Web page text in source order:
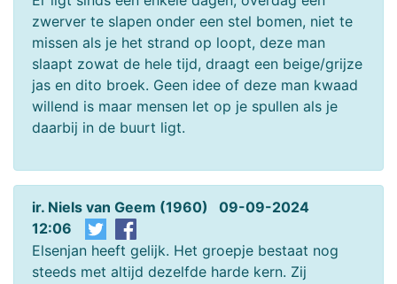
zwerver te slapen onder een stel bomen, niet te
missen als je het strand op loopt, deze man
slaapt zowat de hele tijd, draagt een beige/grijze
jas en dito broek. Geen idee of deze man kwaad
willend is maar mensen let op je spullen als je
daarbij in de buurt ligt.
ir. Niels van Geem (1960) 09-09-2024
12:06
Elsenjan heeft gelijk. Het groepje bestaat nog
steeds met altijd dezelfde harde kern. Zij